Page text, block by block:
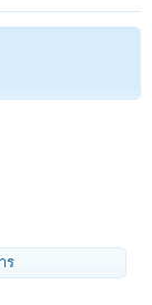
ารใช้บูชา แต่ความ
ลัง ยิ่งมองยิ่ง
ร